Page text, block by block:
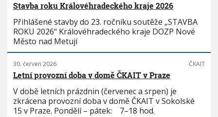
Stavba roku Královéhradeckého kraje 2026
Přihlášené stavby do 23. ročníku soutěže „STAVBA
ROKU 2026“ Královéhradeckého kraje DOZP Nové
Město nad Metují
30. červen 2026 ČKAIT
Letní provozní doba v domě ČKAIT v Praze
V době letních prázdnin (červenec a srpen) je
zkrácena provozní doba v domě ČKAIT v Sokolské
15 v Praze. Pondělí – pátek: 7–18 hod.